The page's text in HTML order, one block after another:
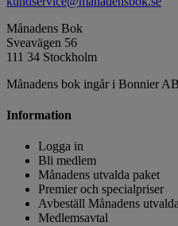
Månadens Bok
Sveavägen 56
111 34 Stockholm
Månadens bok ingår i Bonnier
Information
Logga in
Bli medlem
Månadens utvalda paket
Premier och specialpriser
Avbeställ Månadens
Medlemsavtal